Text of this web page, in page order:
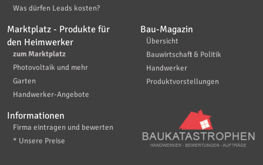
Was dürfen Leads kosten?
Marktplatz - Produkte für
den Heimwerker
zum Marktplatz
Photovoltaik und mehr
Garten
Handwerker-Angebote
Bau-Magazin
Übersicht
Bauwirtschaft & Politik
Handwerker
Produktvorstellungen
Informationen
Firma eintragen und bewerten
* Unsere Preise